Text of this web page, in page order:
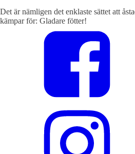
Det är nämligen det enklaste sättet att
kämpar för: Gladare fötter!